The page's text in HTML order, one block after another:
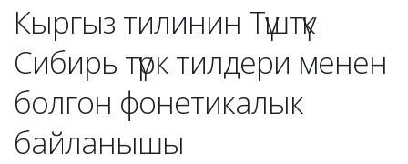
Кыргыз тилинин Түштүк
Сибирь түрк тилдери менен
болгон фонетикалык
байланышы